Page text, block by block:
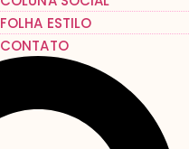
FOLHA ESTILO
CONTATO